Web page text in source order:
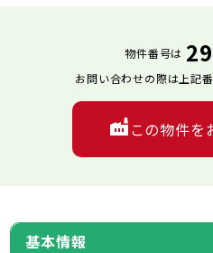
基本情報
物件番号は
お問い合わせの際は上記
この物件を